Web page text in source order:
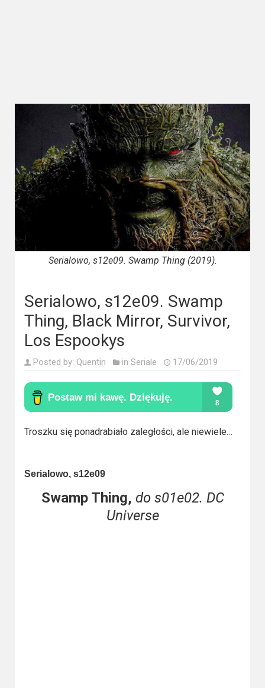
Filmy
dokumentalne
Horrory
Kino
azjatyckie
Kino
europejskie
Komedie
Korea
Południowa
Filmy
oparte
na
faktach
Serialowo, s12e09. Swamp Thing (2019).
Serialowo, s12e09. Swamp
Thing, Black Mirror, Survivor,
Los Espookys
Posted by: Quentin in Seriale 17/06/2019
Troszku się ponadrabiało zaległości, ale niewiele…
Serialowo, s12e09
Swamp Thing, do s01e02. DC
Universe